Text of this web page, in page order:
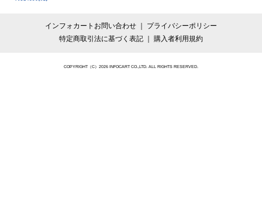
インフォカートお問い合わせ
プライバシーポリシー
特定商取引法に基づく表記
購入者利用規約
COPYRIGHT（C）2026 INFOCART CO.,LTD. ALL RIGHTS RESERVED.